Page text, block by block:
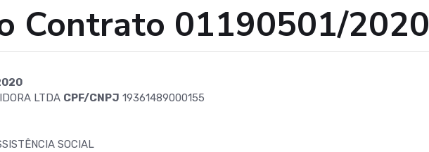
Contrato 01190501/2020
LTDA CPF/CNPJ 19361489000155
SOCIAL